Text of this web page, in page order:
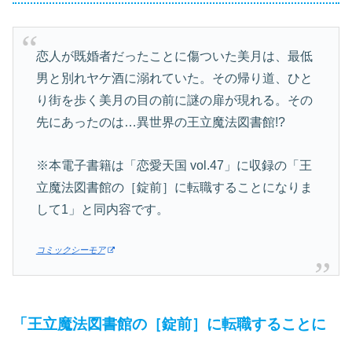
恋人が既婚者だったことに傷ついた美月は、最低
男と別れヤケ酒に溺れていた。その帰り道、ひと
り街を歩く美月の目の前に謎の扉が現れる。その
先にあったのは…異世界の王立魔法図書館!?
※本電子書籍は「恋愛天国 vol.47」に収録の「王
立魔法図書館の［錠前］に転職することになりま
して1」と同内容です。
コミックシーモア
「王立魔法図書館の［錠前］に転職することに